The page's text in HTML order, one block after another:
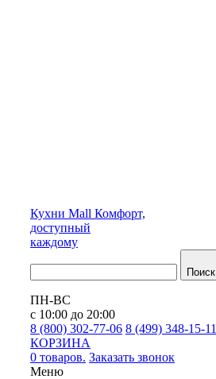
Кухни Mall Комфорт,
доступный
каждому
Поиск
ПН-ВС
с 10:00 до 20:00
8 (800) 302-77-06 8 (499) 348-15-11
КОРЗИНА
0 товаров. Заказать звонок
Меню